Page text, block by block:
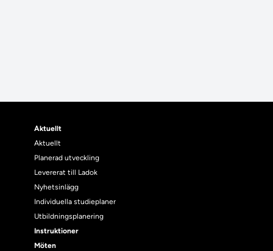
Aktuellt
Aktuellt
Planerad utveckling
Levererat till Ladok
Nyhetsinlägg
Individuella studieplaner
Utbildningsplanering
Instruktioner
Möten